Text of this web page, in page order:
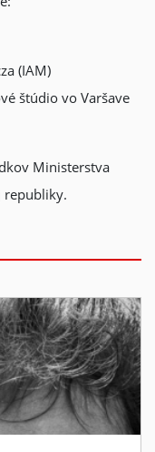
(IAM)
štúdio vo Varšave
Ministerstva
republiky.